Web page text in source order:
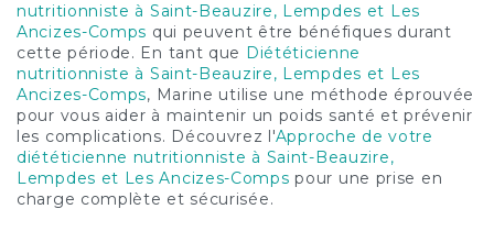
nutritionniste à Saint-Beauzire, Lempdes et Les
Ancizes-Comps qui peuvent être bénéfiques durant
cette période. En tant que Diététicienne
nutritionniste à Saint-Beauzire, Lempdes et Les
Ancizes-Comps, Marine utilise une méthode éprouvée
pour vous aider à maintenir un poids santé et prévenir
les complications. Découvrez l'Approche de votre
diététicienne nutritionniste à Saint-Beauzire,
Lempdes et Les Ancizes-Comps pour une prise en
charge complète et sécurisée.